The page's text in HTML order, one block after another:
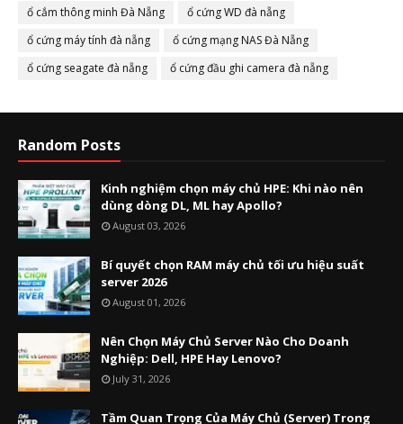
ổ cắm thông minh Đà Nẵng
ổ cứng WD đà nẵng
ổ cứng máy tính đà nẵng
ổ cứng mạng NAS Đà Nẵng
ổ cứng seagate đà nẵng
ổ cứng đầu ghi camera đà nẵng
Random Posts
Kinh nghiệm chọn máy chủ HPE: Khi nào nên
dùng dòng DL, ML hay Apollo?
August 03, 2026
Bí quyết chọn RAM máy chủ tối ưu hiệu suất
server 2026
August 01, 2026
Nên Chọn Máy Chủ Server Nào Cho Doanh
Nghiệp: Dell, HPE Hay Lenovo?
July 31, 2026
Tầm Quan Trọng Của Máy Chủ (Server) Trong